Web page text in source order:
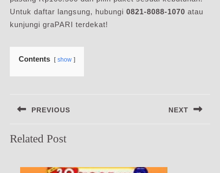
Untuk daftar langsung, hubungi 0821-8088-1070 atau
kunjungi graPARI terdekat!
Contents show
pos
PREVIOUS
post:
NEXT
Related Post